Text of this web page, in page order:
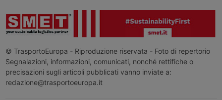
© TrasportoEuropa - Riproduzione riservata - Foto di repertorio
Segnalazioni, informazioni, comunicati, nonché rettifiche o
precisazioni sugli articoli pubblicati vanno inviate a:
redazione@trasportoeuropa.it